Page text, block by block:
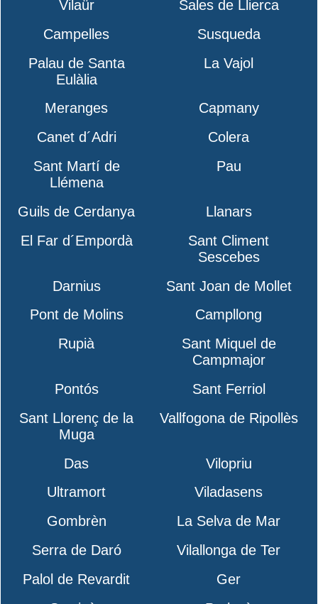
Vilaür
Sales de Llierca
Campelles
Susqueda
Palau de Santa
Eulàlia
La Vajol
Meranges
Capmany
Canet d´Adri
Colera
Sant Martí de
Llémena
Pau
Guils de Cerdanya
Llanars
El Far d´Empordà
Sant Climent
Sescebes
Darnius
Sant Joan de Mollet
Pont de Molins
Campllong
Rupià
Sant Miquel de
Campmajor
Pontós
Sant Ferriol
Sant Llorenç de la
Muga
Vallfogona de Ripollès
Das
Vilopriu
Ultramort
Viladasens
Gombrèn
La Selva de Mar
Serra de Daró
Vilallonga de Ter
Palol de Revardit
Ger